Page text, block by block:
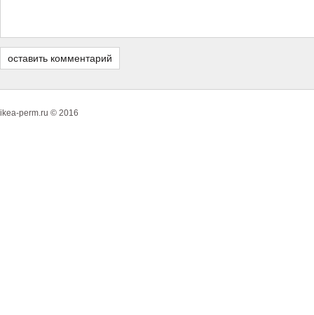
ikea-perm.ru © 2016